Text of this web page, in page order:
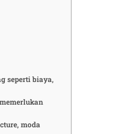
seperti biaya,
moda